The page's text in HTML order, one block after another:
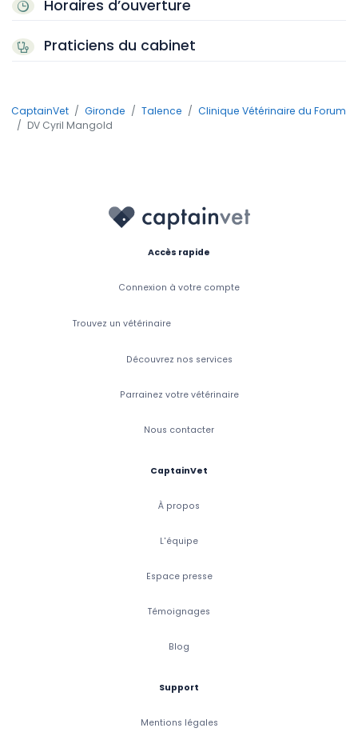
Horaires d’ouverture
Praticiens du cabinet
CaptainVet Gironde Talence
Clinique Vétérinaire du Forum
DV Cyril Mangold
Accès rapide
Connexion à votre compte
Trouvez un vétérinaire
Découvrez nos services
Parrainez votre vétérinaire
Nous contacter
CaptainVet
À propos
L'équipe
Espace presse
Témoignages
Blog
Support
Mentions légales